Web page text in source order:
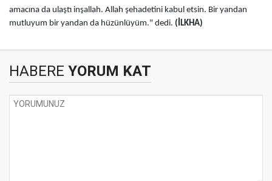
amacına da ulaştı inşallah. Allah şehadetini kabul etsin. Bir yandan
mutluyum bir yandan da hüzünlüyüm." dedi. (İLKHA)
HABERE YORUM KAT